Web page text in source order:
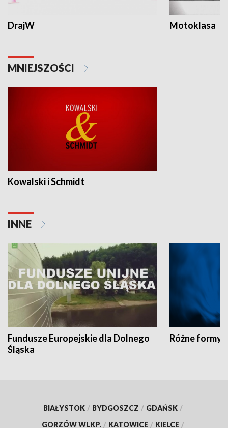
DrajW Motoklasa
MNIEJSZOŚCI
Kowalski i Schmidt
INNE
Fundusze Europejskie dla Dolnego
Śląska
Różne formy
BIAŁYSTOK / BYDGOSZCZ / GDAŃSK /
GORZÓW WLKP. / KATOWICE / KIELCE /